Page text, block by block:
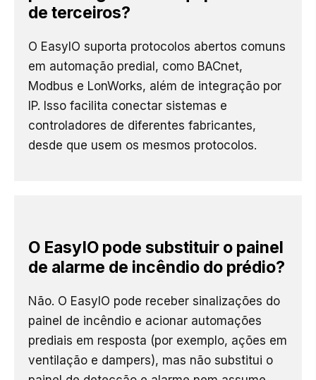
de terceiros?
O EasyIO suporta protocolos abertos comuns
em automação predial, como BACnet,
Modbus e LonWorks, além de integração por
IP. Isso facilita conectar sistemas e
controladores de diferentes fabricantes,
desde que usem os mesmos protocolos.
O EasyIO pode substituir o painel
de alarme de incêndio do prédio?
Não. O EasyIO pode receber sinalizações do
painel de incêndio e acionar automações
prediais em resposta (por exemplo, ações em
ventilação e dampers), mas não substitui o